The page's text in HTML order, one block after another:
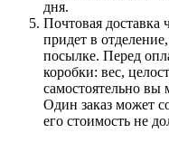
дня.
Почтовая доставка
придет в
посылке. Перед
коробки: вес,
самостоятельно вы
Один заказ может
его стоимость не